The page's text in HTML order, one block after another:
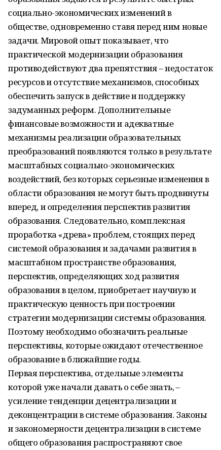
социально-экономических изменений в
обществе, одновременно ставя перед ним новые
задачи. Мировой опыт показывает, что
практической модернизации образования
противодействуют два препятствия – недостаток
ресурсов и отсутствие механизмов, способных
обеспечить запуск в действие и поддержку
задуманных реформ. Дополнительные
финансовые возможности и адекватные
механизмы реализации образовательных
преобразований появляются только в результате
масштабных социально-экономических
воздействий, без которых серьезные изменения в
области образования не могут быть продвинуты
вперед, и определения перспектив развития
образования. Следовательно, комплексная
проработка «древа» проблем, стоящих перед
системой образования и задачами развития в
масштабном пространстве образования,
перспектив, определяющих ход развития
образования в целом, приобретает научную и
практическую ценность при построении
стратегии модернизации системы образования.
Поэтому необходимо обозначить реальные
перспективы, которые ожидают отечественное
образование в ближайшие годы.
Первая перспектива, отдельные элементы
которой уже начали давать о себе знать, –
усиление тенденции децентрализации и
деконцентрации в системе образования. Законы
и закономерности децентрализации в системе
общего образования распространяют свое